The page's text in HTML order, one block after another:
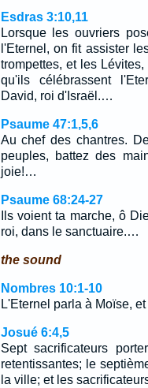
Esdras 3:10,11
Lorsque les ouvriers
l'Eternel, on fit assister
trompettes, et les
qu'ils célébrassent
David, roi d'Israël.…
Psaume 47:1,5,6
Au chef des chantres.
peuples, battez des
joie!…
Psaume 68:24-27
Ils voient ta marche, ô
roi, dans le sanctuaire.…
the sound
Nombres 10:1-10
L'Eternel parla à Moïse,
Josué 6:4,5
Sept sacrificateurs
retentissantes; le
la ville; et les